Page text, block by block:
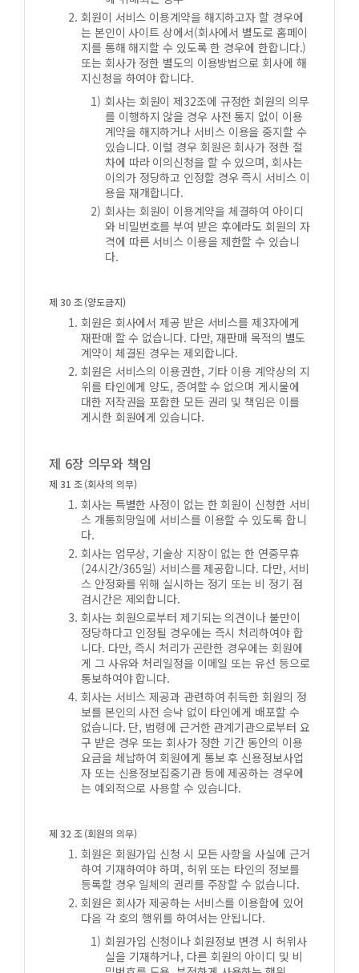
회원이 서비스 이용계약을 해지하고자 할 경우에
는 본인이 사이트 상에서(회사에서 별도로 홈페이
지를 통해 해지할 수 있도록 한 경우에 한합니다.)
또는 회사가 정한 별도의 이용방법으로 회사에 해
지신청을 하여야 합니다.
회사는 회원이 제32조에 규정한 회원의 의무
를 이행하지 않을 경우 사전 통지 없이 이용
계약을 해지하거나 서비스 이용을 중지할 수
있습니다. 이럴 경우 회원은 회사가 정한 절
차에 따라 이의신청을 할 수 있으며, 회사는
이의가 정당하고 인정할 경우 즉시 서비스 이
용을 재개합니다.
회사는 회원이 이용계약을 체결하여 아이디
와 비밀번호를 부여 받은 후에라도 회원의 자
격에 따른 서비스 이용을 제한할 수 있습니
다.
제 30 조 (양도금지)
회원은 회사에서 제공 받은 서비스를 제3자에게
재판매 할 수 없습니다. 다만, 재판매 목적의 별도
계약이 체결된 경우는 제외합니다.
회원은 서비스의 이용권한, 기타 이용 계약상의 지
위를 타인에게 양도, 증여할 수 없으며 게시물에
대한 저작권을 포함한 모든 권리 및 책임은 이를
게시한 회원에게 있습니다.
제 6장 의무와 책임
제 31 조 (회사의 의무)
회사는 특별한 사정이 없는 한 회원이 신청한 서비
스 개통희망일에 서비스를 이용할 수 있도록 합니
다.
회사는 업무상, 기술상 지장이 없는 한 연중무휴
(24시간/365일) 서비스를 제공합니다. 다만, 서비
스 안정화를 위해 실시하는 정기 또는 비 정기 점
검시간은 제외합니다.
회사는 회원으로부터 제기되는 의견이나 불만이
정당하다고 인정될 경우에는 즉시 처리하여야 합
니다. 다만, 즉시 처리가 곤란한 경우에는 회원에
게 그 사유와 처리일정을 이메일 또는 유선 등으로
통보하여야 합니다.
회사는 서비스 제공과 관련하여 취득한 회원의 정
보를 본인의 사전 승낙 없이 타인에게 배포할 수
없습니다. 단, 법령에 근거한 관계기관으로부터 요
구 받은 경우 또는 회사가 정한 기간 동안의 이용
요금을 체납하여 회원에게 통보 후 신용정보사업
자 또는 신용정보집중기관 등에 제공하는 경우에
는 예외적으로 사용할 수 있습니다.
제 32 조 (회원의 의무)
회원은 회원가입 신청 시 모든 사항을 사실에 근거
하여 기재하여야 하며, 허위 또는 타인의 정보를
등록할 경우 일체의 권리를 주장할 수 없습니다.
회원은 회사가 제공하는 서비스를 이용함에 있어
다음 각 호의 행위를 하여서는 안됩니다.
회원가입 신청이나 회원정보 변경 시 허위사
실을 기재하거나, 다른 회원의 아이디 및 비